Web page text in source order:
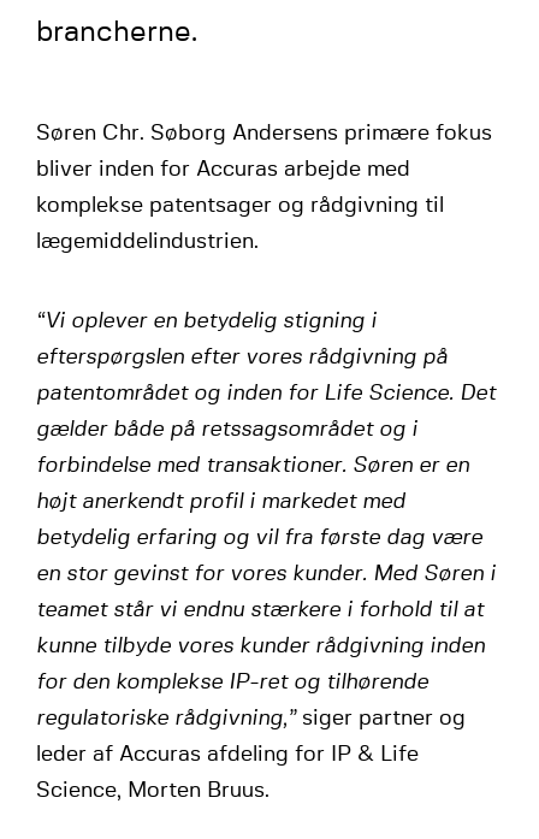
brancherne.
Søren Chr. Søborg Andersens primære fokus
bliver inden for Accuras arbejde med
komplekse patentsager og rådgivning til
lægemiddelindustrien.
“Vi oplever en betydelig stigning i
efterspørgslen efter vores rådgivning på
patentområdet og inden for Life Science. Det
gælder både på retssagsområdet og i
forbindelse med transaktioner. Søren er en
højt anerkendt profil i markedet med
betydelig erfaring og vil fra første dag være
en stor gevinst for vores kunder. Med Søren i
teamet står vi endnu stærkere i forhold til at
kunne tilbyde vores kunder rådgivning inden
for den komplekse IP-ret og tilhørende
regulatoriske rådgivning,”siger partner og
leder af Accuras afdeling for IP & Life
Science, Morten Bruus.